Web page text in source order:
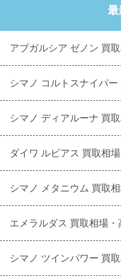
最
アブガルシア ゼノン 買
シマノ コルトスナイパ
シマノ ディアルーナ 買
ダイワ ルビアス 買取相
シマノ メタニウム 買取
エメラルダス 買取相場・
シマノ ツインパワー 買